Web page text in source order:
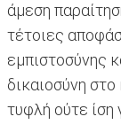
άμεση
τέτοιες
εμπιστοσύνης
δικαιοσύνη
τυφλή ούτε ίση